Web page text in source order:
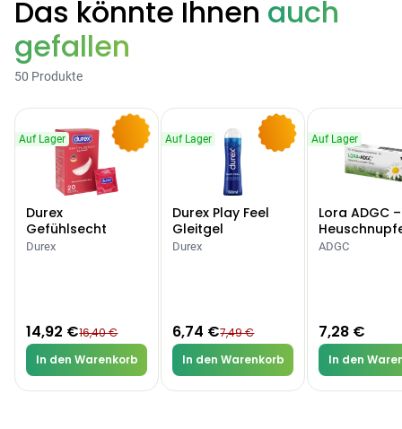
Das könnte Ihnen auch
gefallen
50 Produkte
-9%
Auf Lager
Durex
Gefühlsecht
Classic Kondome
Durex
14,92 €16,40 €
In den Warenkorb
-10%
Auf Lager
Durex Play Feel
Gleitgel
Durex
6,74 €7,49 €
In den Warenkorb
Auf Lager
Lora ADGC
Allergien
ADGC
7,28 €
In den